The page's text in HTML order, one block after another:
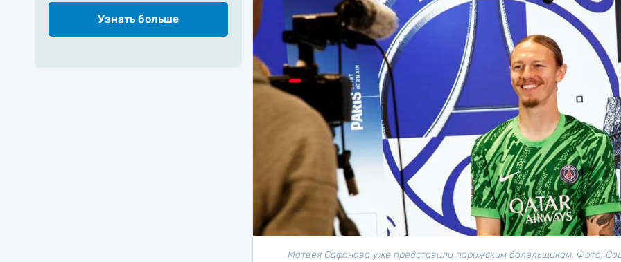
Узнать больше
Матвея Сафонова уже представили парижским болельщикам. Фото: